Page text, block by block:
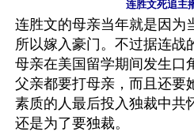
连胜文死追主
连胜文的母亲当年就是因为
所以嫁入豪门。不过据连战
母亲在美国留学期间发生口
父亲都要打母亲，而且还要
素质的人最后投入独裁中共
还是为了要独裁。